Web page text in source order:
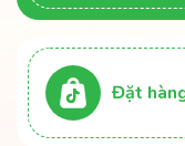
Đặt